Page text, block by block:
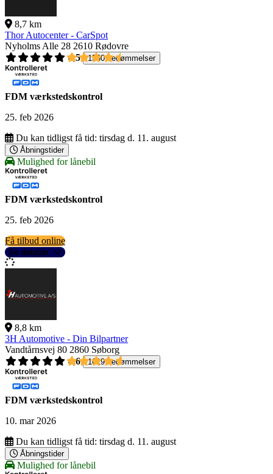
8,7 km
Thor Autocenter - CarSpot
Nyholms Alle 28 2610 Rødovre
4,5
1560 bedømmelser
FDM værkstedskontrol
25. feb 2026
Du kan tidligst få tid: tirsdag d. 11. august
Åbningstider
Mulighed for lånebil
FDM værkstedskontrol
25. feb 2026
Få tilbud online
Se detaljer
8,8 km
3H Automotive - Din Bilpartner
Vandtårnsvej 80 2860 Søborg
4,6
1619 bedømmelser
FDM værkstedskontrol
10. mar 2026
Du kan tidligst få tid: tirsdag d. 11. august
Åbningstider
Mulighed for lånebil